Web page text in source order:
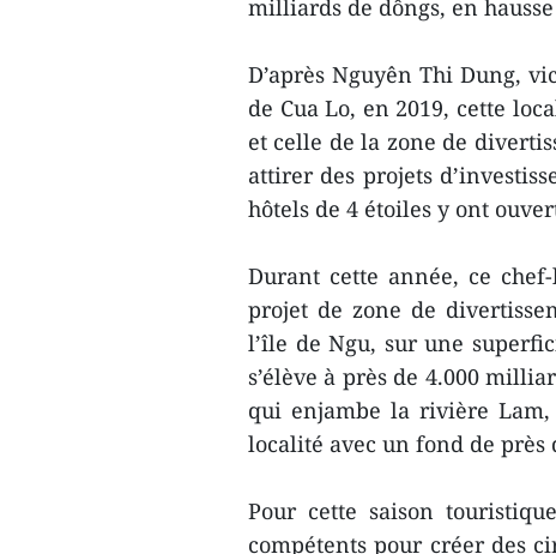
milliards de dôngs, en
D’après Nguyên Thi Dung,
de Cua Lo, en 2019, cette
et celle de la zone de
attirer des projets
hôtels de 4 étoiles y ont
Durant cette année, ce
projet de zone de
l’île de Ngu, sur une
s’élève à près de 4.000
qui enjambe la rivière Lam,
localité avec un fond de près
Pour cette saison
compétents pour créer des